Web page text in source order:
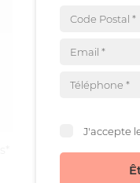
J'accepte